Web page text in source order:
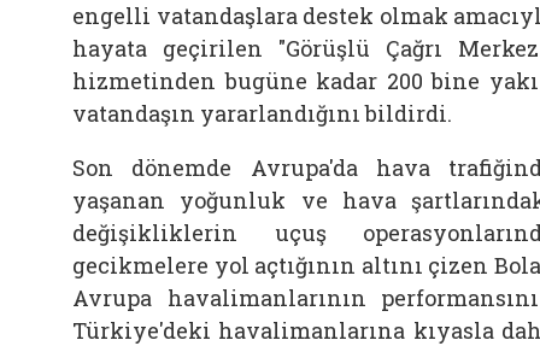
engelli vatandaşlara destek olmak
hayata geçirilen "Görüşlü Çağrı
hizmetinden bugüne kadar 200 bine
vatandaşın yararlandığını bildirdi.
Son dönemde Avrupa'da hava
yaşanan yoğunluk ve hava
değişikliklerin uçuş
gecikmelere yol açtığının altını çizen
Avrupa havalimanlarının
Türkiye'deki havalimanlarına kıyasla